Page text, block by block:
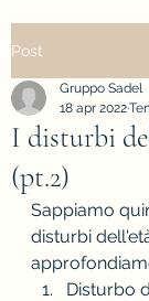
Post
I disturbi
(pt.2)
Gruppo Sadel
18 apr 2022
Sappiamo
disturbi
Disturbo